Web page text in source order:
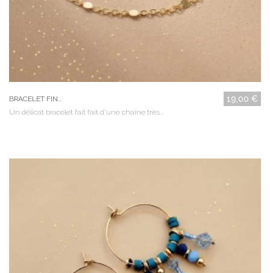
BRACELET FIN... 19,00 €
Un délicat bracelet fait fait d'une chaîne très...